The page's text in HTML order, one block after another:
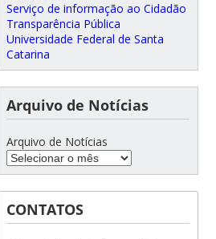
Serviço de informação ao Cidadão
Transparência Pública
Universidade Federal de Santa
Catarina
Arquivo de Notícias
Arquivo de Notícias
CONTATOS